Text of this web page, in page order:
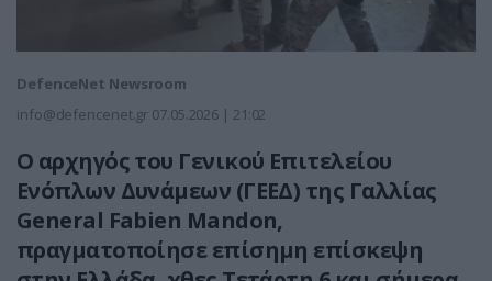
DefenceNet Newsroom
info@defencenet.gr 07.05.2026 | 21:02
Ο αρχηγός του Γενικού Επιτελείου
Ενόπλων Δυνάμεων (ΓΕΕΔ) της Γαλλίας
General Fabien Mandon,
πραγματοποίησε επίσημη επίσκεψη